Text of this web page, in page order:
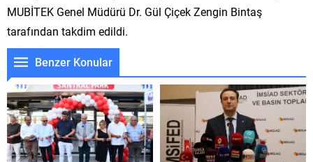
MUBİTEK Genel Müdürü Dr. Gül Çiçek Zengin Bintaş
tarafından takdim edildi.
Benzer Konular